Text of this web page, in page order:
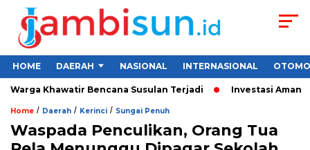
HOME DAERAH NASIONAL INTERNASIONAL
Khawatir Bencana Susulan Terjadi Investasi Aman
Home / Daerah / Kerinci / Sungai Penuh
Waspada Penculikan, Orang Tua